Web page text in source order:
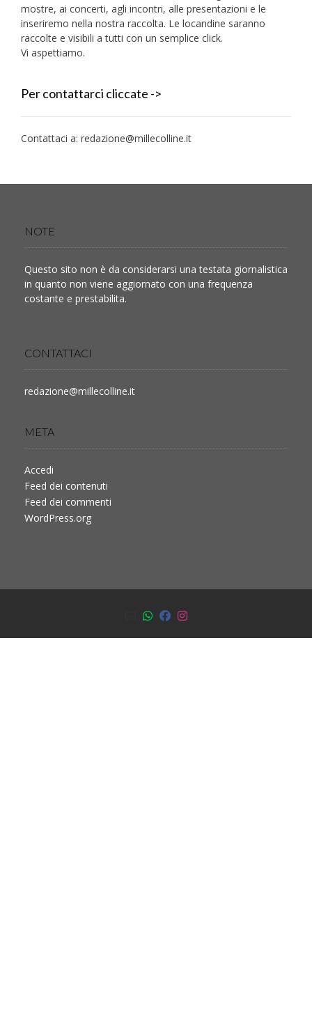
mostre, ai concerti, agli incontri, alle presentazioni e le
inseriremo nella nostra raccolta. Le locandine saranno
raccolte e visibili a tutti con un semplice click.
Vi aspettiamo.
Per contattarci cliccate ->
Contattaci a: redazione@millecolline.it
NOTE
Questo sito non è da considerarsi una testata giornalistica
in quanto non viene aggiornato con una frequenza
costante e prestabilita.
CONTATTACI
redazione@millecolline.it
META
Accedi
Feed dei contenuti
Feed dei commenti
WordPress.org